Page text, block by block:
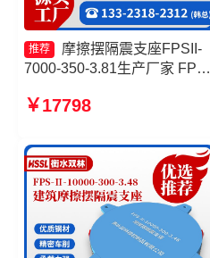
推荐
摩擦摆隔震支座FPSII-
7000-350-3.81生产厂家 FPS-
摆隔震支座FPSII-9000-400-
家
￥17798